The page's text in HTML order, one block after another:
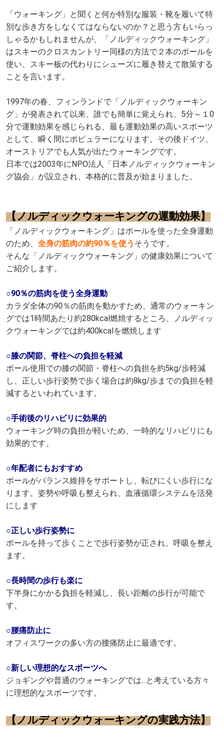
「ウォーキング」と聞くと何か特別な服装・靴を履いて特
別な歩き方をしなくてはならないのか？と思う方もいらっ
しゃるかもしれませんが、「ノルディックウォーキング」
はスキーのクロスカントリー同様の方法で２本のポールを
使い、スキー板の代わりにシューズに履き替えて散策する
ことを言います。
1997年の春、フィンランドで「ノルディックウォーキン
グ」が発表されて以来、誰でも簡単に覚えられ、5分～１0
分で運動効果を感じられる、最も運動効果の高いスポーツ
として、瞬く間にポピュラーになります。その後ドイツ、
オーストリアでも人気が出たウォーキングです。
日本では2003年にNPO法人「日本ノルディックウォーキン
グ協会」が設立され、本格的に普及が始まりました。
【ノルディックウォーキングの運動効果】
「ノルディックウォーキング」はポールを使った全身運動
のため、 全身の筋肉の約90％を使う そうです。
そんな「ノルディックウォーキング」の健康効果について
ご紹介します。
○90％の筋肉を使う全身運動
カラダ全体の90％の筋肉を動かすため、通常のウォーキン
グでは1時間あたり約280kcal燃焼するところ、ノルディッ
クウォーキングでは約400kcalを燃焼します
○膝の関節、脊柱への負担を軽減
ポール使用での膝の関節・脊柱への負担を約5kg/歩軽減
し、正しい歩行姿勢で歩く場合は約8kg/歩までの負担を軽
減するといわれています。
○手術後のリハビリに効果的
ウォーキング時の負担が軽いため、一時的なリハビリにも
効果的です。
○年配者にもおすすめ
ポールがバランス維持をサポートし、転びにくい歩行にな
ります。姿勢や呼吸も整えられ、血液循環システムを活発
にします
○正しい歩行姿勢に
ポールを持って歩くことで歩行姿勢が正され、呼吸を整え
ます。
○長時間の歩行も楽に
下半身にかかる負担を軽減し、長い距離の歩行が可能で
す。
○腰痛防止に
オフィスワークの多い方の腰痛防止に最適です。
○新しい理想的なスポーツへ
ジョギングや普通のウォーキングでは...と考えている方々
に理想的なスポーツです。
【ノルディックウォーキングの実践方法】